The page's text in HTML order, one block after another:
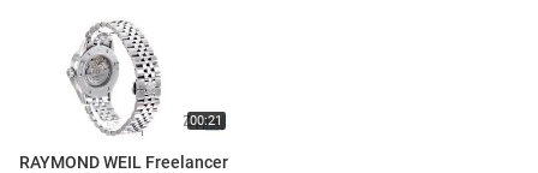
RAYMOND WEIL Freelancer